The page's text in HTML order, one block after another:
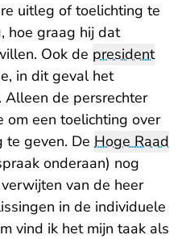
uitleg of toelichting te
hoe graag hij dat
Ook de president
in dit geval het
de persrechter
om een toelichting over
te geven. De Hoge Raad
onderaan) nog
van de heer
in de individuele
vind ik het mijn taak als